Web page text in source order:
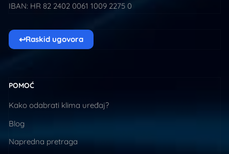
IBAN: HR 82 2402 0061 1009 2275 0
↩Raskid ugovora
POMOĆ
Kako odabrati klima uređaj?
Blog
Napredna pretraga